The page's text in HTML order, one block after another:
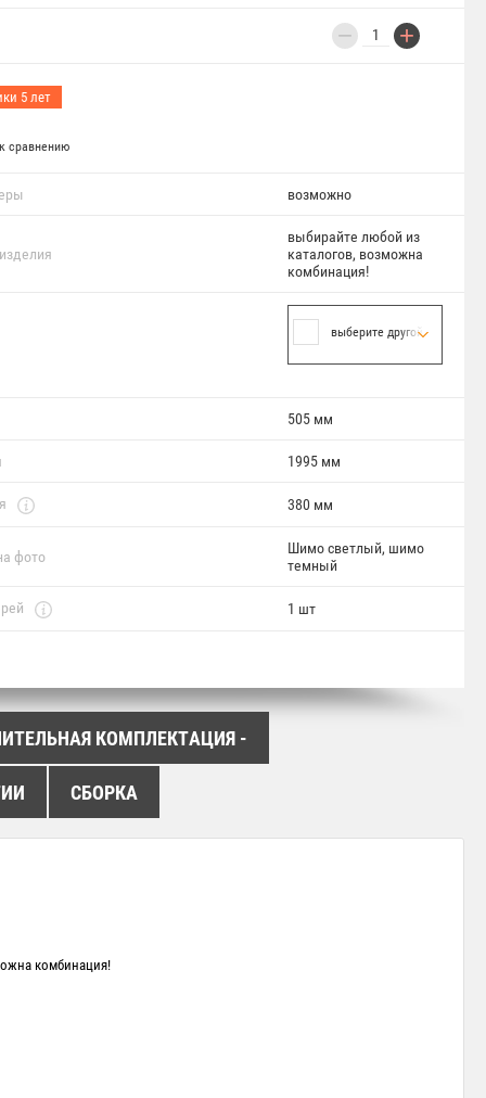
− +
5 лет
сравнению
возможно
выбирайте любой из
каталогов, возможна
комбинация!
выберите другой цвет
505 мм
1995 мм
380 мм
фото
Шимо светлый, шимо
темный
1 шт
КОМПЛЕКТАЦИЯ -
СБОРКА
комбинация!